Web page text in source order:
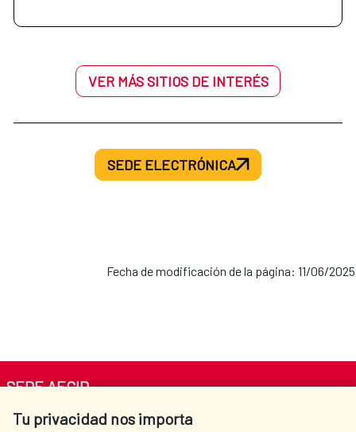
VER MÁS SITIOS DE INTERÉS
SEDE ELECTRÓNICA
Fecha de modificación de la página: 11/06/2025
Tu privacidad nos importa
SEDE AECID
Av. Reyes Católicos 4 - 28040 Madrid